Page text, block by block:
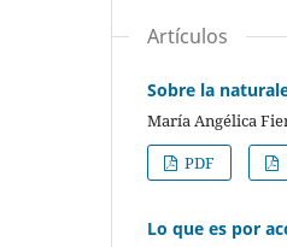
Artículos
Sobre la
María Angélica
PDF
Lo que es por